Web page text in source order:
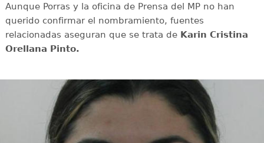
Aunque Porras y la oficina de Prensa del MP no han
querido confirmar el nombramiento, fuentes
relacionadas aseguran que se trata de Karin Cristina
Orellana Pinto.